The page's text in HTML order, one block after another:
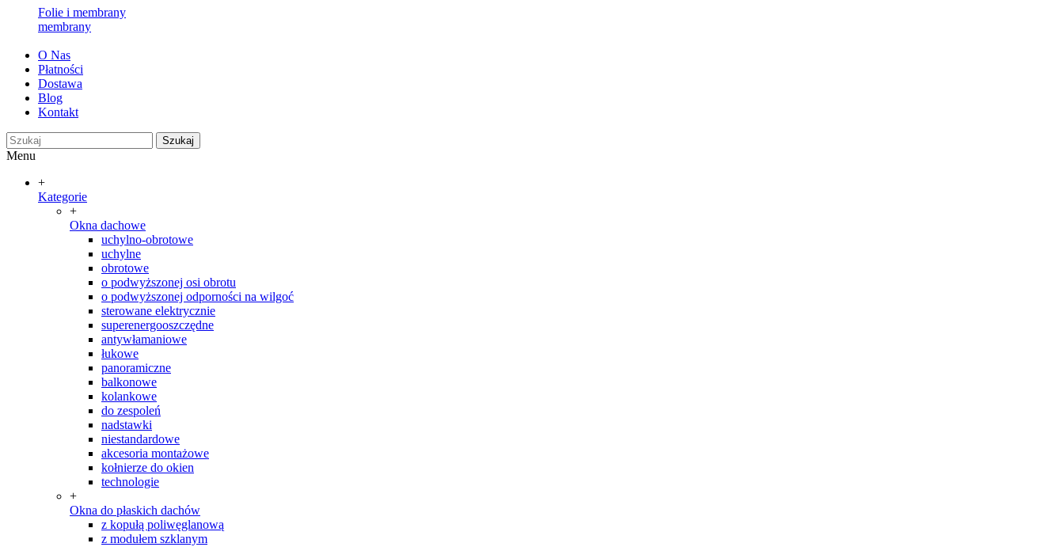
Folie i membrany
membrany
O Nas
Płatności
Dostawa
Blog
Kontakt
Szukaj
Menu
+
Kategorie
+
Okna dachowe
uchylno-obrotowe
uchylne
obrotowe
o podwyższonej osi obrotu
o podwyższonej odporności na wilgoć
sterowane elektrycznie
superenergooszczędne
antywłamaniowe
łukowe
panoramiczne
balkonowe
kolankowe
do zespoleń
nadstawki
niestandardowe
akcesoria montażowe
kołnierze do okien
technologie
+
Okna do płaskich dachów
z kopułą poliwęglanową
z modułem szklanym